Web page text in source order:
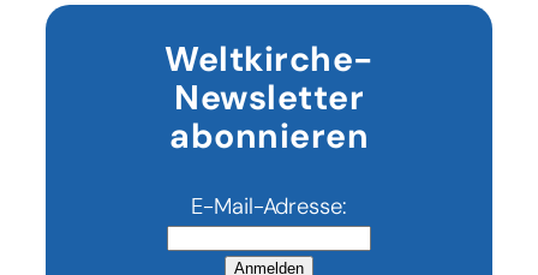
Weltkirche-
Newsletter
abonnieren
E-Mail-Adresse:
Anmelden